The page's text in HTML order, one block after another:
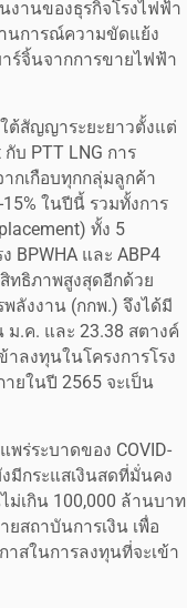
งานของธุรกิจโรงไฟฟ้า
นการณ์ความขัดแย้ง
ร์จิ้นจากการขายไฟฟ้า
ใต้สัญญาระยะยาวตั้งแต่
บ PTT LNG การ
กเกือบทุกกลุ่มลูกค้า
ในปีนี้ รวมทั้งการ
ทั้ง 5
BPWHA และ ABP4
ทธิภาพสูงสุดอีกด้วย
ลังงาน (กกพ.) จึงได้มี
ม.ค. และ 23.38 สตางค์
ลงทุนในโครงการโรง
ยในปี 2565 จะเป็น
ร่ระบาดของ COVID-
มีกระแสเงินสดที่มั่นคง
ม่เกิน 100,000 ล้านบาท
สถาบันการเงิน เพื่อ
าสในการลงทุนที่จะเข้า